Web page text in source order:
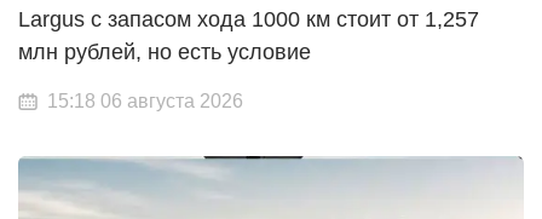
Largus с запасом хода 1000 км стоит от 1,257
млн рублей, но есть условие
15:18 06 августа 2026